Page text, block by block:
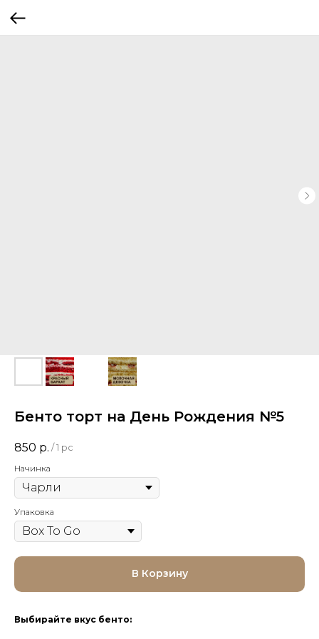
Бенто торт на День Рождения №5
850 р. / 1 pc
Начинка
Упаковка
В Корзину
Выбирайте вкус бенто: